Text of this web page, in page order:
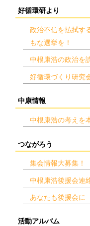
好循環研より
政治不信を払拭す
もな選挙を！
中根康浩の政治を
好循環づくり研究
中康情報
中根康浩の考えを
つながろう
集会情報大募集！
中根康浩後援会連
あなたも後援会に
活動アルバム